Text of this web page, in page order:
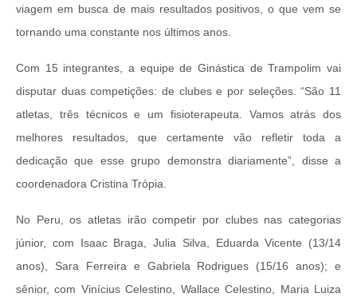
viagem em busca de mais resultados positivos, o que vem se
tornando uma constante nos últimos anos.
Com 15 integrantes, a equipe de Ginástica de Trampolim vai
disputar duas competições: de clubes e por seleções. “São 11
atletas, três técnicos e um fisioterapeuta. Vamos atrás dos
melhores resultados, que certamente vão refletir toda a
dedicação que esse grupo demonstra diariamente”, disse a
coordenadora Cristina Trópia.
No Peru, os atletas irão competir por clubes nas categorias
júnior, com Isaac Braga, Julia Silva, Eduarda Vicente (13/14
anos), Sara Ferreira e Gabriela Rodrigues (15/16 anos); e
sênior, com Vinícius Celestino, Wallace Celestino, Maria Luiza